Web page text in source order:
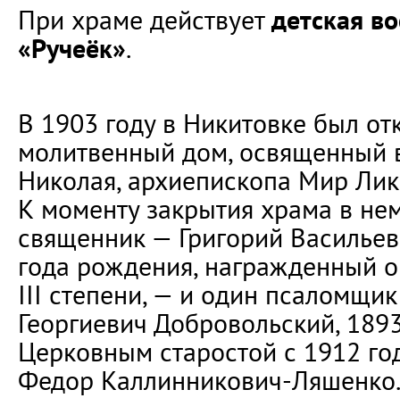
При храме действуетдетская
«Ручеёк».
В 1903 году в Никитовке был
молитвенный дом, освященный
Николая, архиепископа Мир
К моменту закрытия храма в
священник — Григорий
года рождения, награжденный
III степени, — и один
Георгиевич Добровольский,
Церковным старостой с 1912
Федор Каллинникович-Ляшенко.